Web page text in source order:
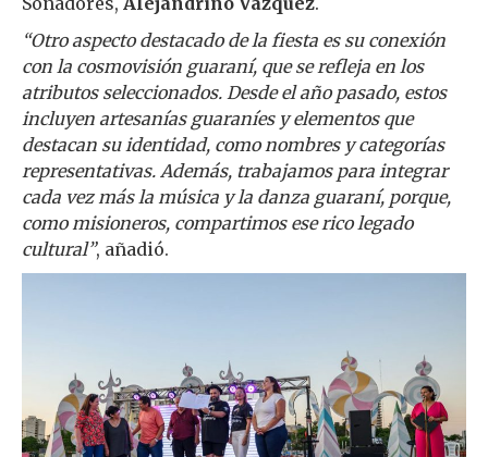
“Otro aspecto destacado de la fiesta es su conexión
con la cosmovisión guaraní, que se refleja en los
atributos seleccionados. Desde el año pasado, estos
incluyen artesanías guaraníes y elementos que
destacan su identidad, como nombres y categorías
representativas. Además, trabajamos para integrar
cada vez más la música y la danza guaraní, porque,
como misioneros, compartimos ese rico legado
cultural”, añadió.